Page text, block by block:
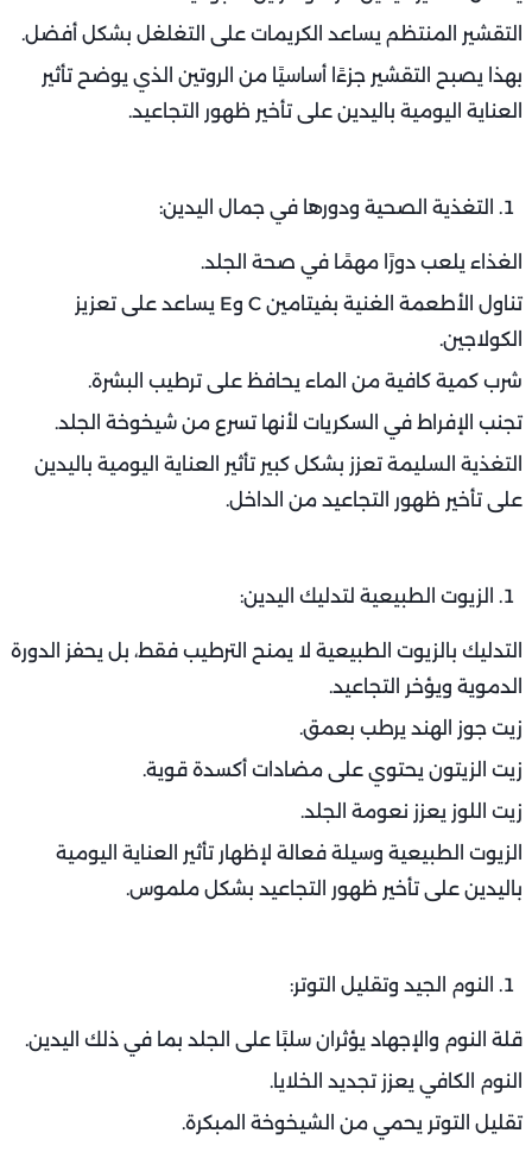
التقشير المنتظم يساعد الكريمات على التغلغل بشكل أفضل.
بهذا يصبح التقشير جزءًا أساسيًا من الروتين الذي يوضح تأثير
العناية اليومية باليدين على تأخير ظهور التجاعيد.
التغذية الصحية ودورها في جمال اليدين:
الغذاء يلعب دورًا مهمًا في صحة الجلد.
تناول الأطعمة الغنية بفيتامين C وE يساعد على تعزيز
الكولاجين.
شرب كمية كافية من الماء يحافظ على ترطيب البشرة.
تجنب الإفراط في السكريات لأنها تسرع من شيخوخة الجلد.
التغذية السليمة تعزز بشكل كبير تأثير العناية اليومية باليدين
على تأخير ظهور التجاعيد من الداخل.
الزيوت الطبيعية لتدليك اليدين:
التدليك بالزيوت الطبيعية لا يمنح الترطيب فقط، بل يحفز الدورة
الدموية ويؤخر التجاعيد.
زيت جوز الهند يرطب بعمق.
زيت الزيتون يحتوي على مضادات أكسدة قوية.
زيت اللوز يعزز نعومة الجلد.
الزيوت الطبيعية وسيلة فعالة لإظهار تأثير العناية اليومية
باليدين على تأخير ظهور التجاعيد بشكل ملموس.
النوم الجيد وتقليل التوتر:
قلة النوم والإجهاد يؤثران سلبًا على الجلد بما في ذلك اليدين.
النوم الكافي يعزز تجديد الخلايا.
تقليل التوتر يحمي من الشيخوخة المبكرة.